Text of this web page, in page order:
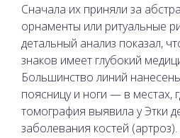
Сначала их приняли за
орнаменты или ритуальные
детальный анализ показал,
знаков имеет глубокий
Большинство линий
поясницу и ноги — в местах,
томография выявила у Этки
заболевания костей (артроз).